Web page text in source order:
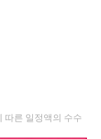
따른 일정액의 수수